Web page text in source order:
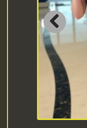
Previous